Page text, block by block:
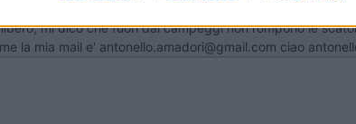
Milano. non abbiamo programma visti il meteo.
mi dico che fuori dai campeggi non rompono le
la mia mail e' antonello.amadori@gmail.com ciao